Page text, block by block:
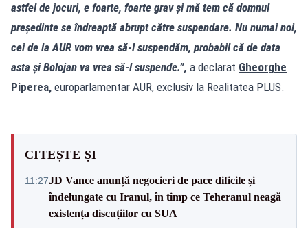
astfel de jocuri, e foarte, foarte grav și mă tem că domnul
președinte se îndreaptă abrupt către suspendare. Nu numai noi,
cei de la AUR vom vrea să-l suspendăm, probabil că de data
asta și Bolojan va vrea să-l suspende.”, a declarat Gheorghe
Piperea, europarlamentar AUR, exclusiv la Realitatea PLUS.
CITEȘTE ȘI
11:27JD Vance anunță negocieri de pace dificile și
îndelungate cu Iranul, în timp ce Teheranul neagă
existența discuțiilor cu SUA